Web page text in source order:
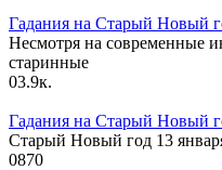
Гадания на Старый Новый
Несмотря на современные
старинные
03.9к.
Гадания на Старый Новый
Старый Новый год 13
0870